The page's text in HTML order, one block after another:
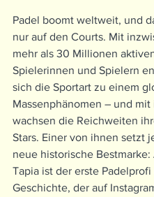
Padel boomt weltweit, und
nur auf den Courts. Mit
mehr als 30 Millionen
Spielerinnen und Spielern
sich die Sportart zu einem
Massenphänomen – und mit
wachsen die Reichweiten
Stars. Einer von ihnen setzt
neue historische Bestmarke:
Tapia ist der erste Padelprofi
Geschichte, der auf